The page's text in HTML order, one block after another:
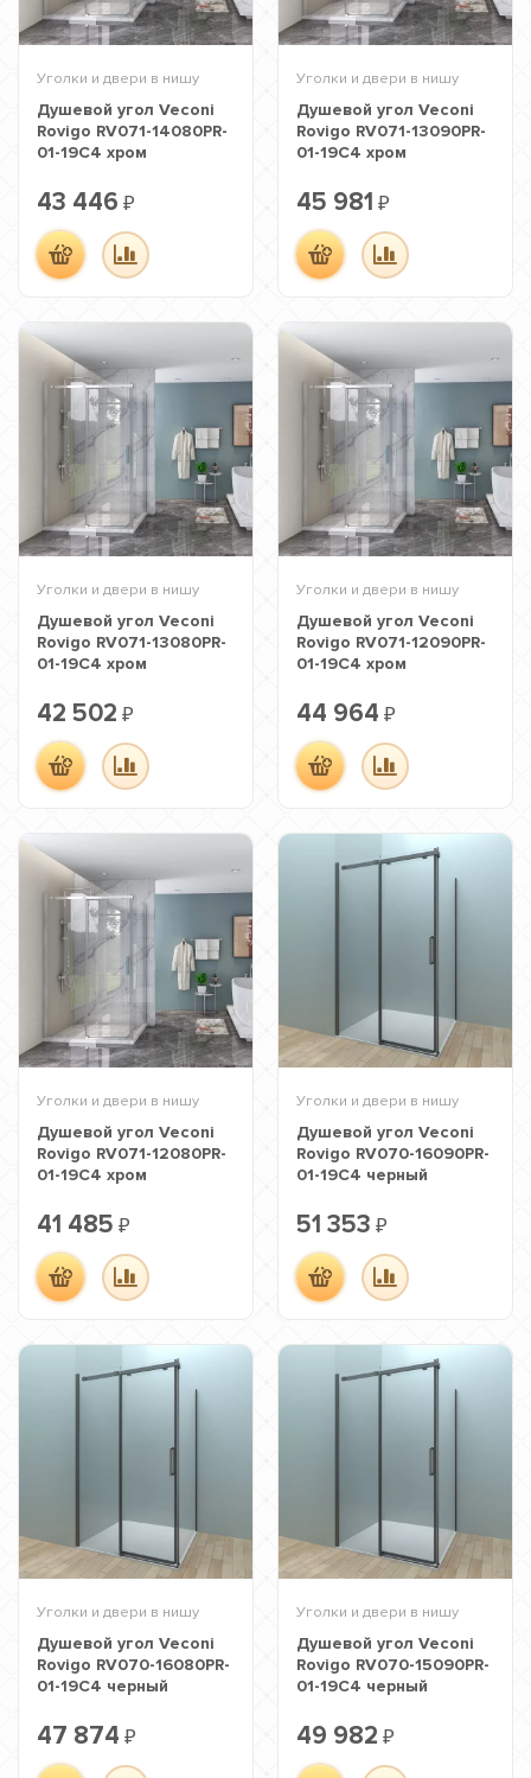
Уголки и двери в нишу
Душевой угол Veconi
Rovigo RV071-14080PR-
01-19C4 хром
43 446 ₽
Уголки и двери в нишу
Душевой угол Veconi
Rovigo RV071-13090PR-
01-19C4 хром
45 981 ₽
Уголки и двери в нишу
Душевой угол Veconi
Rovigo RV071-13080PR-
01-19C4 хром
42 502 ₽
Уголки и двери в нишу
Душевой угол Veconi
Rovigo RV071-12090PR-
01-19C4 хром
44 964 ₽
Уголки и двери в нишу
Душевой угол Veconi
Rovigo RV071-12080PR-
01-19C4 хром
41 485 ₽
Уголки и двери в нишу
Душевой угол Veconi
Rovigo RV070-16090PR-
01-19C4 черный
51 353 ₽
Уголки и двери в нишу
Душевой угол Veconi
Rovigo RV070-16080PR-
01-19C4 черный
47 874 ₽
Уголки и двери в нишу
Душевой угол Veconi
Rovigo RV070-15090PR-
01-19C4 черный
49 982 ₽